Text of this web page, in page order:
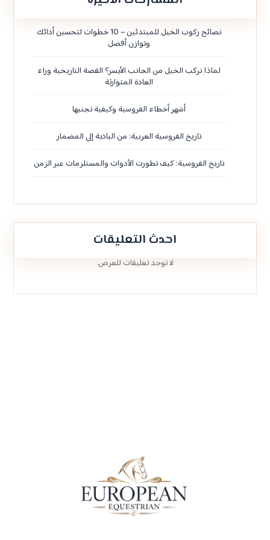
نصائح ركوب الخيل للمبتدئين – 10 خطوات لتحسين أدائك
وتوازن أفضل
لماذا نركب الخيل من الجانب الأيسر؟ القصة التاريخية وراء
العادة المتوارثة
أشهر أخطاء الفروسية وكيفية تجنبها
تاريخ الفروسية العربية: من البادية إلى المضمار
تاريخ الفروسية: كيف تطورت الأدوات والمستلزمات عبر الزمن
احدث التعليقات
لا توجد تعليقات للعرض.